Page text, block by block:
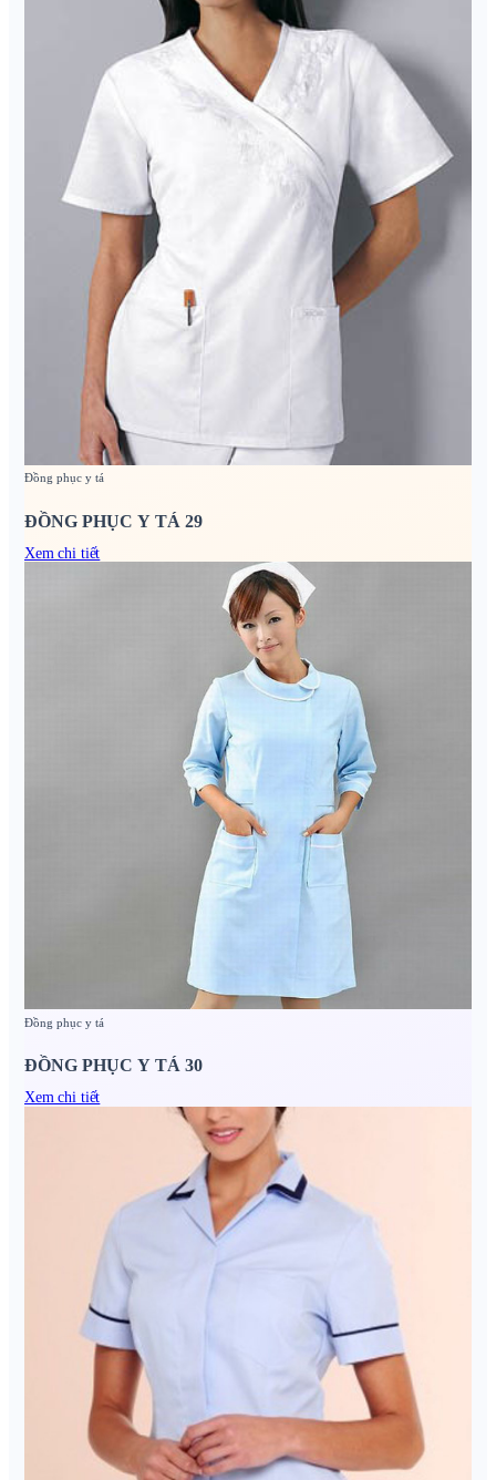
Đồng phục y tá
ĐỒNG PHỤC Y TÁ 29
Xem chi tiết
Đồng phục y tá
ĐỒNG PHỤC Y TÁ 30
Xem chi tiết